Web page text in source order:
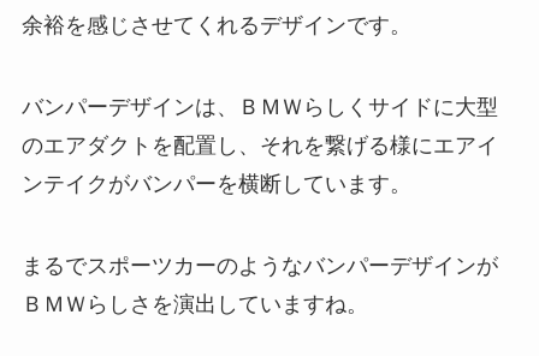
余裕を感じさせてくれるデザインです。
バンパーデザインは、ＢＭＷらしくサイドに大型
のエアダクトを配置し、それを繋げる様にエアイ
ンテイクがバンパーを横断しています。
まるでスポーツカーのようなバンパーデザインが
ＢＭＷらしさを演出していますね。